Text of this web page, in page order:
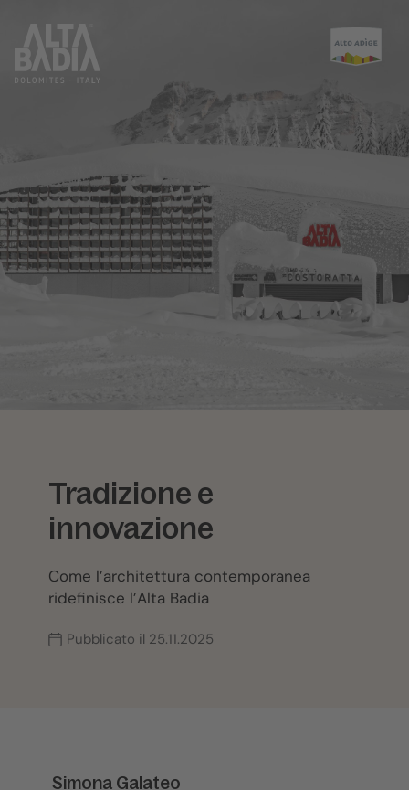
Tradizione e
innovazione
Come l’architettura contemporanea
ridefinisce l’Alta Badia
Pubblicato il 25.11.2025
Simona Galateo